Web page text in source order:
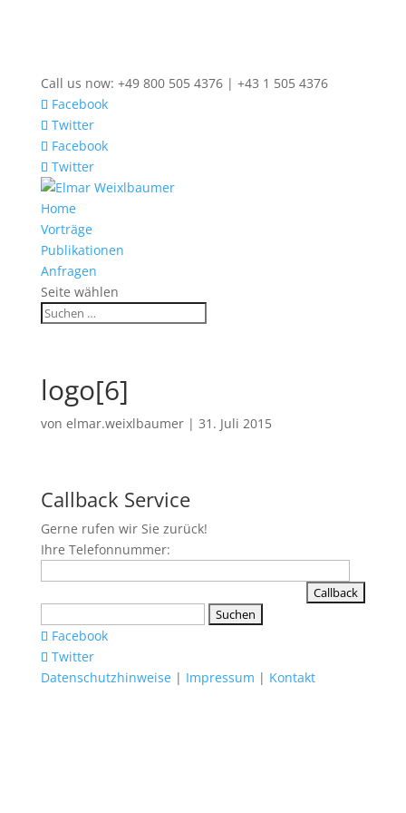
Call us now: +49 800 505 4376 | +43 1 505 4376
Facebook
Twitter
Facebook
Twitter
Home
Vorträge
Publikationen
Anfragen
Seite wählen
logo[6]
von elmar.weixlbaumer| 31. Juli 2015
Callback Service
Gerne rufen wir Sie zurück!
Ihre Telefonnummer:
nach:
Facebook
Twitter
Datenschutzhinweise| Impressum | Kontakt